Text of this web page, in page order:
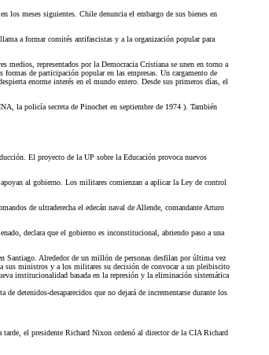
los meses siguientes. Chile denuncia el embargo de sus bienes en
a formar comités antifascistas y a la organización popular para
medios, representados por la Democracia Cristiana se unen en torno a
de participación popular en las empresas. Un cargamento de
enorme interés en el mundo entero. Desde sus primeros días, el
la policía secreta de Pinochet en septiembre de 1974 ). También
El proyecto de la UP sobre la Educación provoca nuevos
al gobierno. Los militares comienzan a aplicar la Ley de control
de ultraderecha el edecán naval de Allende, comandante Arturo
declara que el gobierno es inconstitucional, abriendo paso a una
Santiago. Alrededor de un millón de personas desfilan por última vez
sus ministros y a los militares su decisión de convocar a un pleibiscito
institucionalidad basada en la represión y la eliminación sistemática
detenidos-desaparecidos que no dejará de incrementarse durante los
tarde, el presidente Richard Nixon ordenó al director de la CIA Richard